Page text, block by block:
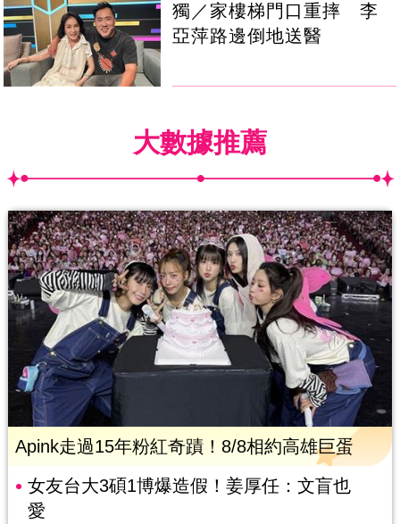
獨／家樓梯門口重摔 李
亞萍路邊倒地送醫
大數據推薦
Apink走過15年粉紅奇蹟！8/8相約高雄巨蛋
女友台大3碩1博爆造假！姜厚任：文盲也
愛